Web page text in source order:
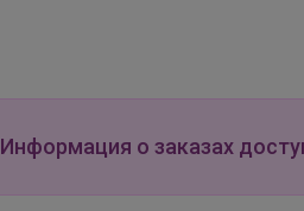
Информация о заказах